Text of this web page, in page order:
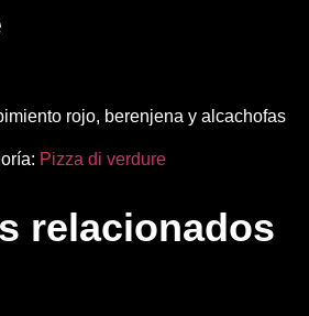
rojo, berenjena y alcachofas
Pizza di verdure
relacionados